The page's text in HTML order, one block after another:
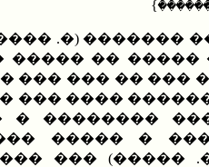
������� (�.
�� ����� ��
�� ��� �� ���
������ ����
�
(�. �����)